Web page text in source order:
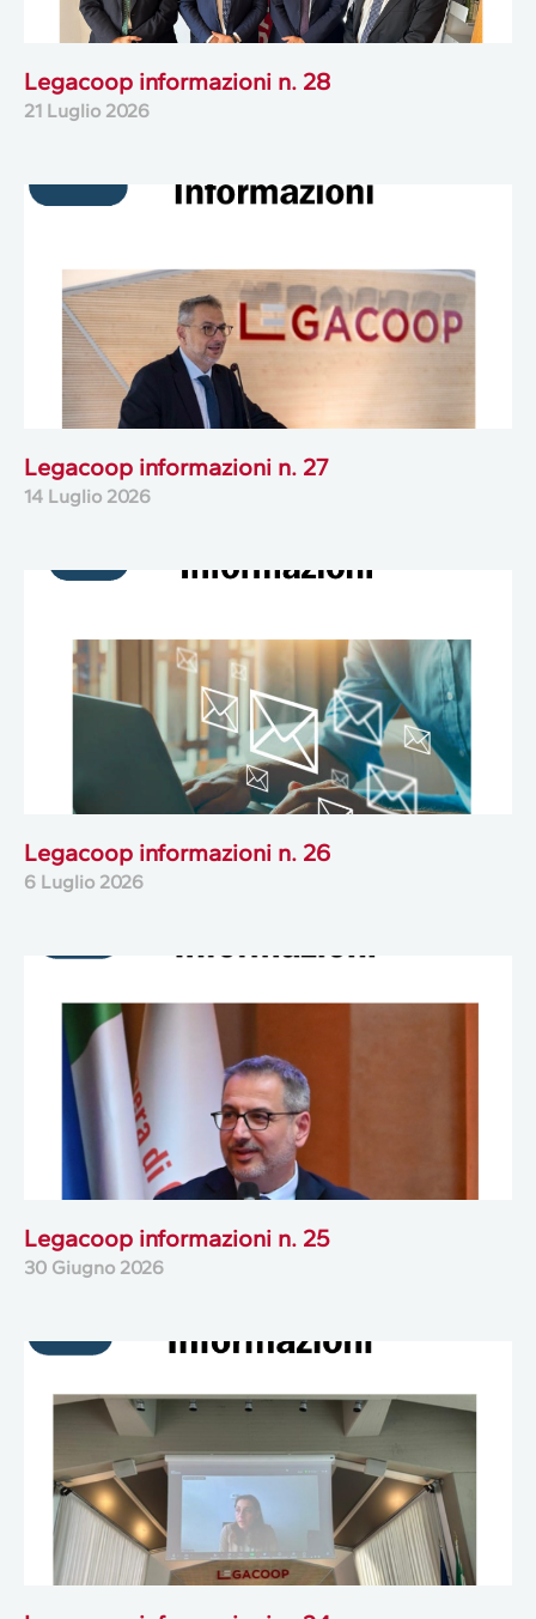
Legacoop informazioni n. 28
21 Luglio 2026
Legacoop informazioni n. 27
14 Luglio 2026
Legacoop informazioni n. 26
6 Luglio 2026
Legacoop informazioni n. 25
30 Giugno 2026